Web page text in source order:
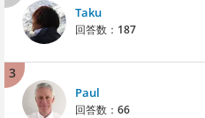
Taku
回答数： 187
3
Paul
回答数： 66